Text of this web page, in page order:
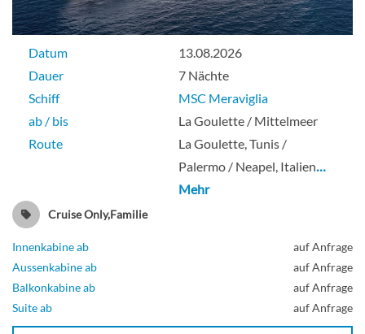
Datum
13.08.2026
Dauer
7 Nächte
Schiff
MSC Meraviglia
ab / bis
La Goulette / Mittelmeer
Route
La Goulette, Tunis /
Palermo / Neapel, Italien…
Mehr
Cruise Only,Familie
Innenkabine ab
auf Anfrage
Aussenkabine ab
auf Anfrage
Balkonkabine ab
auf Anfrage
Suite ab
auf Anfrage